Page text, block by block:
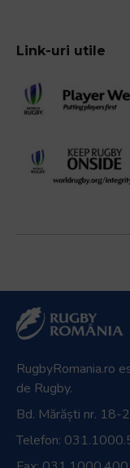
Link-uri utile
RugbyRomania.ro
de Rugby.
Bd. Mărăști nr. 18-
Telefon: